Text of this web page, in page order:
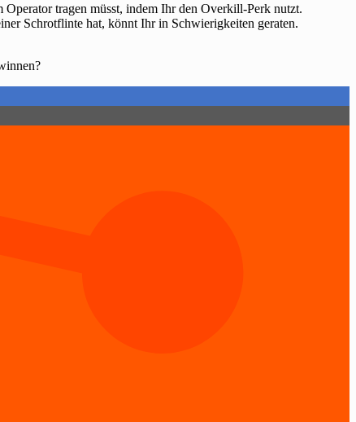
tragen müsst, indem Ihr den Overkill-Perk nutzt.
Schrotflinte hat, könnt Ihr in Schwierigkeiten geraten.